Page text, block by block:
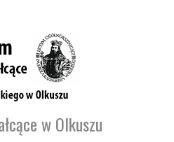
w Olkuszu